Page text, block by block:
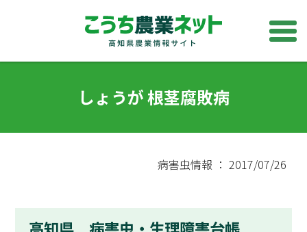
しょうが 根茎腐敗病
病害虫情報 ： 2017/07/26